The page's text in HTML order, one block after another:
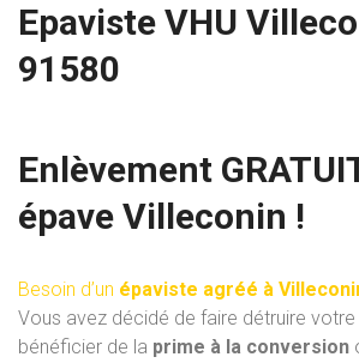
Epaviste VHU
91580
Enlèvement
épave Villeconin !
Besoin d’un épaviste agréé à
Vous avez décidé de faire détruire
bénéficier de la prime à la conversion